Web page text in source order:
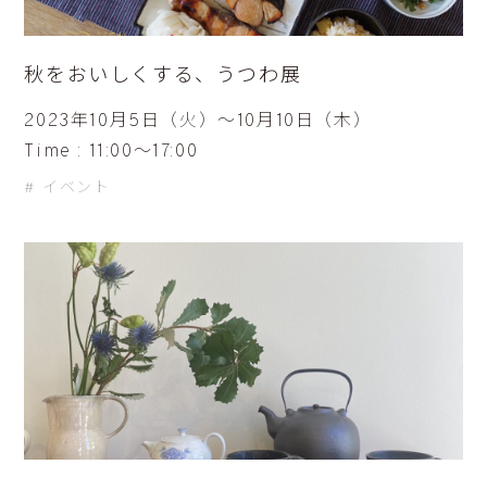
秋をおいしくする、うつわ展
2023年10月5日（火）〜10月10日（木）
Time : 11:00〜17:00
イベント